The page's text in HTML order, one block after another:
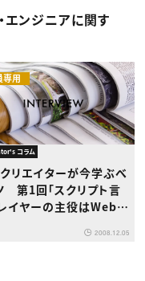
×メディア
エンジニアに関す
専用
コラム
リエイターが今学ぶべ
第1回「スクリプト言
イヤーの主役はWebク
2008.12.05